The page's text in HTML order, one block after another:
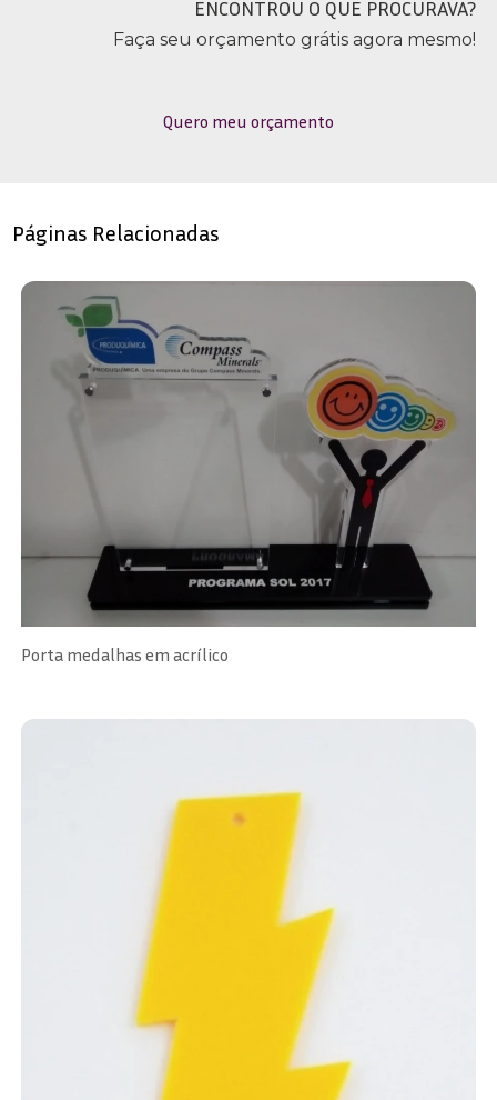
ENCONTROU O QUE PROCURAVA?
Faça seu orçamento grátis agora mesmo!
Quero meu orçamento
Páginas Relacionadas
Porta medalhas em acrílico